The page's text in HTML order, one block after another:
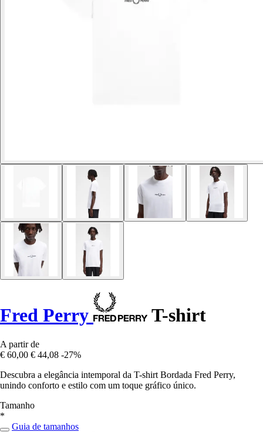
Fred Perry T-shirt
A partir de
€ 60,00 € 44,08 -27%
Descubra a elegância intemporal da T-shirt Bordada Fred Perry,
unindo conforto e estilo com um toque gráfico único.
Tamanho
*
Guia de tamanhos